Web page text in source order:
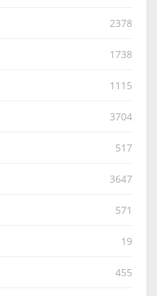
2378
1738
1115
3704
517
3647
571
19
455